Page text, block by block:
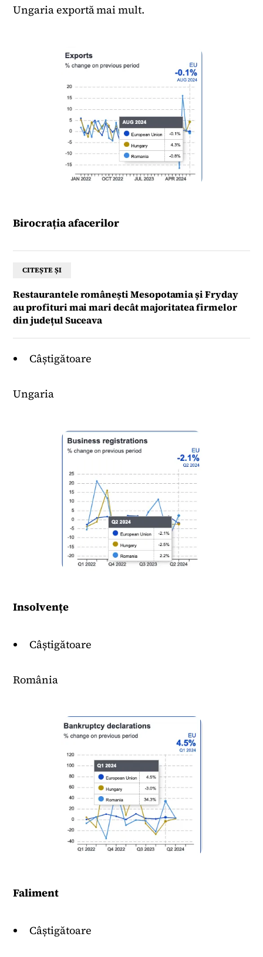
Ungaria exportă mai mult.
Birocrația afacerilor
CITEȘTE ȘI
Restaurantele românești Mesopotamia și Fryday
au profituri mai mari decât majoritatea firmelor
din județul Suceava
Câștigătoare
Ungaria
Insolvențe
Câștigătoare
România
Faliment
Câștigătoare